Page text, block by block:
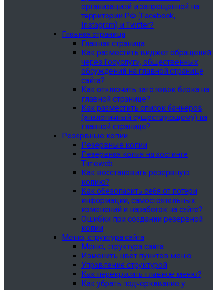
организацией и запрещенной на
территории РФ (Facebook,
Instagram) и Twitter?
Главная страница
Главная страница
Как разместить виджет обращений
через Госуслуги, общественных
обсуждений на главной странице
сайта?
Как отключить заголовок блока на
главной странице?
Как разместить список баннеров
(аналогичный существующему) на
главной странице?
Резервные копии
Резервные копии
Резервная копия на хостинге
Timeweb
Как восстановить резервную
копию?
Как обезопасить себя от потери
информации, самостоятельных
изменений и наработок на сайте?
Ошибки при создании резервной
копии
Меню, структура сайта
Меню, структура сайта
Изменить цвет пунктов меню
Управление структурой
Как перекрасить главное меню?
Как убрать подчеркивание у